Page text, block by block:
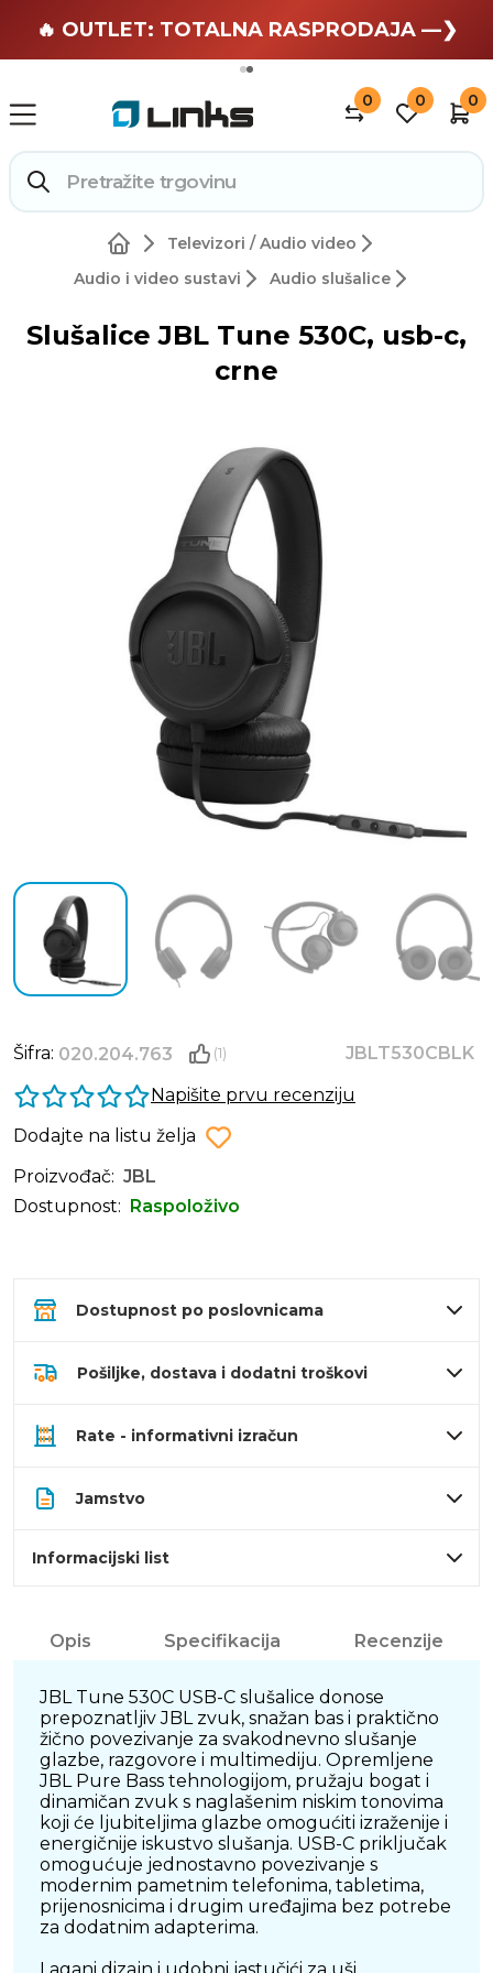
🏄 Zaslužuješ odmor —❯
🔥 OUTLET: TOTALNA RASPRODAJA —❯
0 0 0
Televizori / Audio video
Audio i video sustavi
Audio slušalice
Slušalice JBL Tune 530C, usb-c,
crne
Šifra: 020.204.763 (1)
JBLT530CBLK
Napišite prvu recenziju
Dodajte na listu želja
Proizvođač: JBL
Dostupnost:
Raspoloživo
Dostupnost po poslovnicama
Pošiljke, dostava i dodatni troškovi
Rate - informativni izračun
Jamstvo
Informacijski list
Opis Specifikacija Recenzije
JBL Tune 530C USB-C slušalice donose
prepoznatljiv JBL zvuk, snažan bas i praktično
žično povezivanje za svakodnevno slušanje
glazbe, razgovore i multimediju. Opremljene
JBL Pure Bass tehnologijom, pružaju bogat i
dinamičan zvuk s naglašenim niskim tonovima
koji će ljubiteljima glazbe omogućiti izraženije i
energičnije iskustvo slušanja. USB-C priključak
omogućuje jednostavno povezivanje s
modernim pametnim telefonima, tabletima,
prijenosnicima i drugim uređajima bez potrebe
za dodatnim adapterima.